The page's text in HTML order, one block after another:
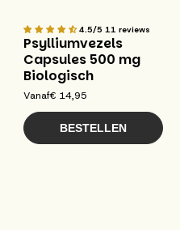
4.5/5 11 reviews
Psylliumvezels
Capsules 500 mg
Biologisch
Vanaf€ 14,95
BESTELLEN